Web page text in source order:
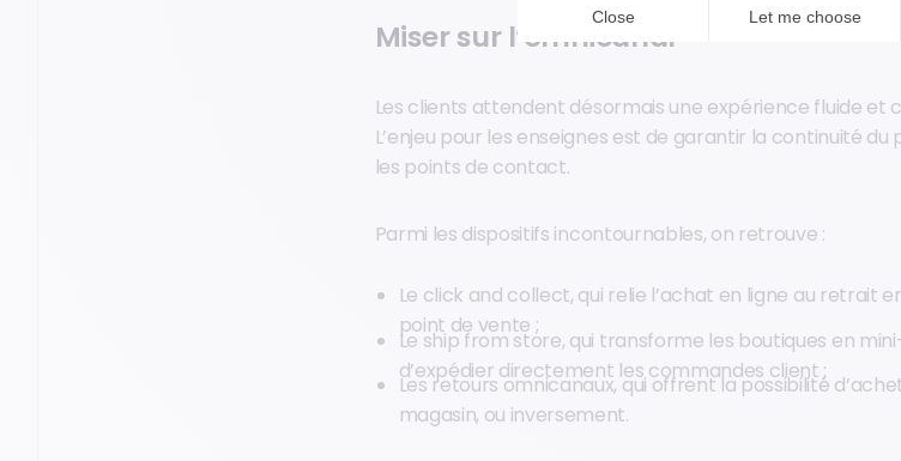
Miser sur l’omnicanal
Les clients attendent désormais une expérience fluide et
L’enjeu pour les enseignes est de garantir la continuité
les points de contact.
Parmi les dispositifs incontournables, on retrouve :
Le click and collect, qui relie l’achat en ligne au retrait
point de vente ;
Le ship from store, qui transforme les boutiques en
d’expédier directement les commandes client ;
Les retours omnicanaux, qui offrent la possibilité
magasin, ou inversement.